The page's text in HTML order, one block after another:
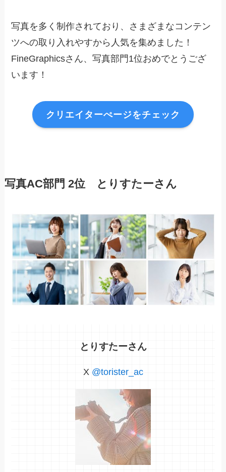
写真を多く制作されており、さまざまなコンテン
ツへの取り入れやすから人気を集めました！
FineGraphicsさん、写真部門1位おめでとうござ
います！
クリエイターぺージをチェック
写真AC部門 2位 とりすたーさん
とりすたーさん
X @torister_ac